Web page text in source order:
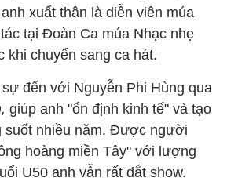
xuất thân là diễn viên múa
tại Đoàn Ca múa Nhạc nhẹ
chuyển sang ca hát.
đến với Nguyễn Phi Hùng qua
giúp anh "ổn định kinh tế" và tạo
suốt nhiều năm. Được người
hoàng miền Tây" với lượng
U50 anh vẫn rất đắt show.